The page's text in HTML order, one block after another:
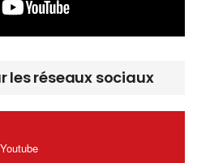
les réseaux sociaux